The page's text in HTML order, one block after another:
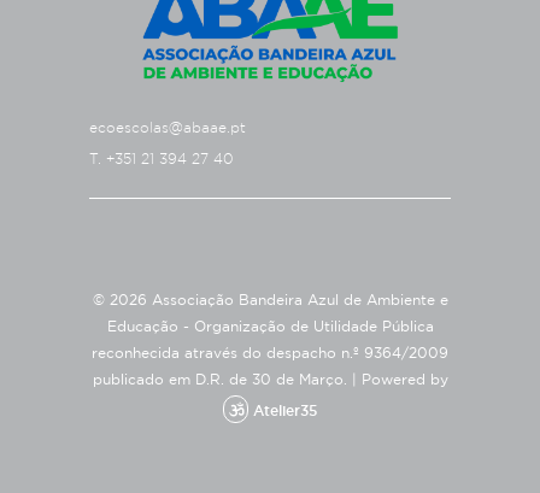
ecoescolas@abaae.pt
T. +351 21 394 27 40
© 2026 Associação Bandeira Azul de Ambiente e
Educação - Organização de Utilidade Pública
reconhecida através do despacho n.º 9364/2009
publicado em D.R. de 30 de Março. |
Powered by
Atelier35